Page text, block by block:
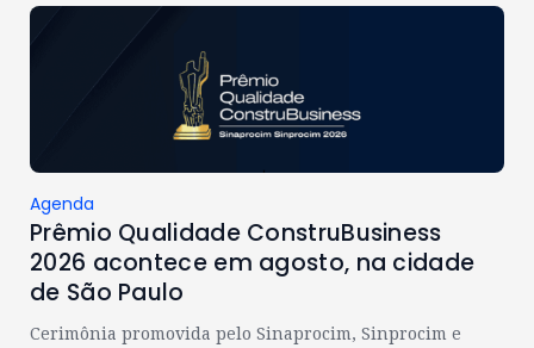
Agenda
Prêmio Qualidade ConstruBusiness
2026 acontece em agosto, na cidade
de São Paulo
Cerimônia promovida pelo Sinaprocim, Sinprocim e